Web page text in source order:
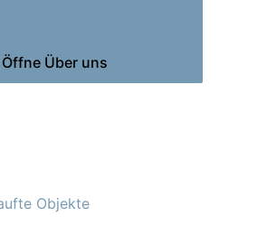
Öffne Über uns
Objekte